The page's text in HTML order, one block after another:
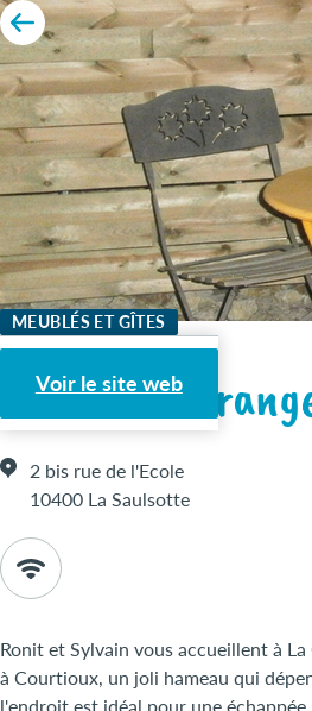
MEUBLÉS ET GÎTES
Voir le site web
Gîte de la
2 bis rue de l'Ecole
10400 La Saulsotte
Ronit et Sylvain vous accueillent à
à Courtioux, un joli hameau qui
l'endroit est idéal pour une